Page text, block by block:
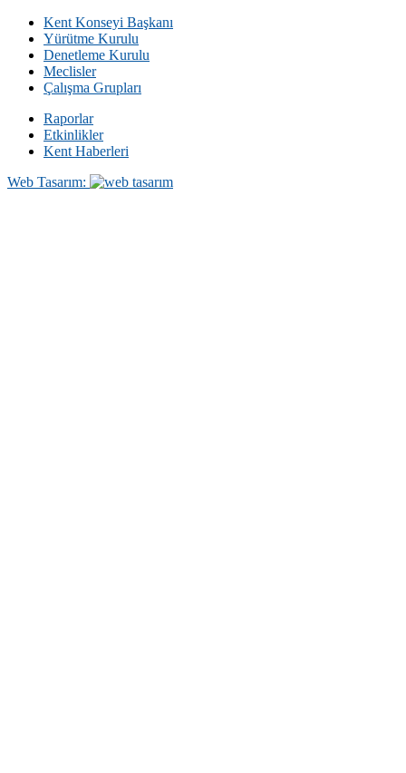
Kent Konseyi Başkanı
Yürütme Kurulu
Denetleme Kurulu
Meclisler
Çalışma Grupları
Raporlar
Etkinlikler
Kent Haberleri
Web Tasarım: